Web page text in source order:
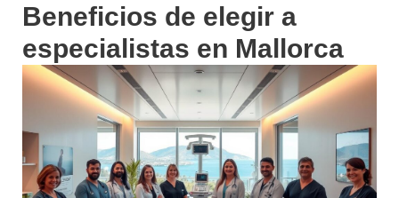
Beneficios de elegir a
especialistas en Mallorca